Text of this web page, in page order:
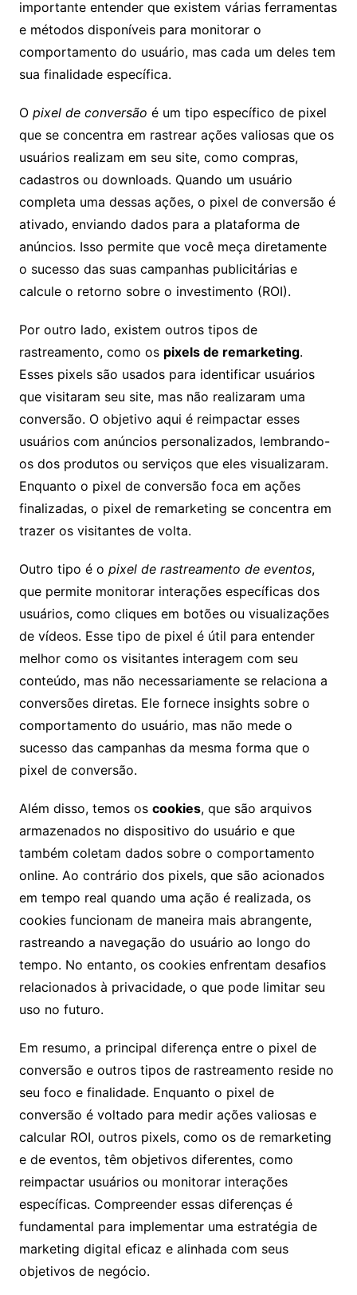
importante entender que existem várias ferramentas
e métodos disponíveis para monitorar o
comportamento do usuário, mas cada um deles tem
sua finalidade específica.
O pixel de conversão é um tipo específico de pixel
que se concentra em rastrear ações valiosas que os
usuários realizam em seu site, como compras,
cadastros ou downloads. Quando um usuário
completa uma dessas ações, o pixel de conversão é
ativado, enviando dados para a plataforma de
anúncios. Isso permite que você meça diretamente
o sucesso das suas campanhas publicitárias e
calcule o retorno sobre o investimento (ROI).
Por outro lado, existem outros tipos de
rastreamento, como os pixels de remarketing.
Esses pixels são usados para identificar usuários
que visitaram seu site, mas não realizaram uma
conversão. O objetivo aqui é reimpactar esses
usuários com anúncios personalizados, lembrando-
os dos produtos ou serviços que eles visualizaram.
Enquanto o pixel de conversão foca em ações
finalizadas, o pixel de remarketing se concentra em
trazer os visitantes de volta.
Outro tipo é o pixel de rastreamento de eventos,
que permite monitorar interações específicas dos
usuários, como cliques em botões ou visualizações
de vídeos. Esse tipo de pixel é útil para entender
melhor como os visitantes interagem com seu
conteúdo, mas não necessariamente se relaciona a
conversões diretas. Ele fornece insights sobre o
comportamento do usuário, mas não mede o
sucesso das campanhas da mesma forma que o
pixel de conversão.
Além disso, temos os cookies, que são arquivos
armazenados no dispositivo do usuário e que
também coletam dados sobre o comportamento
online. Ao contrário dos pixels, que são acionados
em tempo real quando uma ação é realizada, os
cookies funcionam de maneira mais abrangente,
rastreando a navegação do usuário ao longo do
tempo. No entanto, os cookies enfrentam desafios
relacionados à privacidade, o que pode limitar seu
uso no futuro.
Em resumo, a principal diferença entre o pixel de
conversão e outros tipos de rastreamento reside no
seu foco e finalidade. Enquanto o pixel de
conversão é voltado para medir ações valiosas e
calcular ROI, outros pixels, como os de remarketing
e de eventos, têm objetivos diferentes, como
reimpactar usuários ou monitorar interações
específicas. Compreender essas diferenças é
fundamental para implementar uma estratégia de
marketing digital eficaz e alinhada com seus
objetivos de negócio.